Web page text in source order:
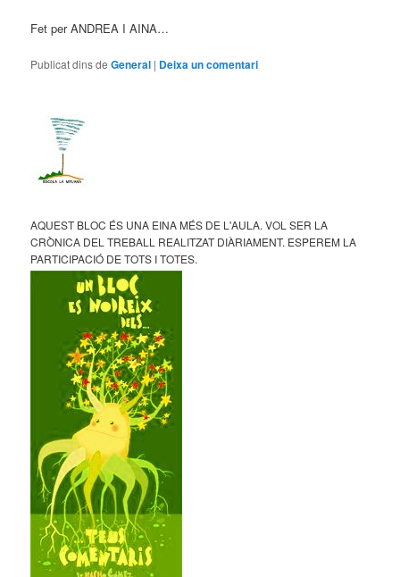
Fet per ANDREA I AINA…
Publicat dins de General | Deixa un comentari
AQUEST BLOC ÉS UNA EINA MÉS DE L'AULA. VOL SER LA
CRÒNICA DEL TREBALL REALITZAT DIÀRIAMENT. ESPEREM LA
PARTICIPACIÓ DE TOTS I TOTES.